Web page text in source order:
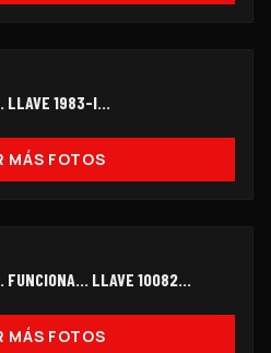
BMW 220 SPORTLINE 2017... LLAVE 1983-I…
MÁS FOTOS
LLAVE 10082...
MÁS FOTOS